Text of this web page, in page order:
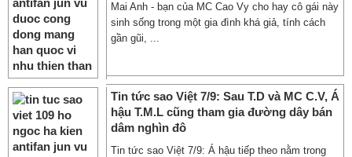
Mai Anh - bạn của MC Cao Vy cho hay cô gái này
sinh sống trong một gia đình khá giả, tính cách
gần gũi, ...
Tin tức sao Việt 7/9: Sau T.D và MC C.V, Á
hậu T.M.L cũng tham gia đường dây bán
dâm nghìn đô
Tin tức sao Việt 7/9: Á hậu tiếp theo nằm trong